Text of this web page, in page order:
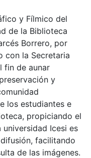
y Fílmico del
de la Biblioteca
Borrero, por
con la Secretaria
fin de aunar
y
los estudiantes e
propiciando el
universidad Icesi es
facilitando
de las imágenes.